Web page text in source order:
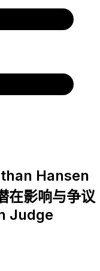
Hansen
在影响与争议
Judge